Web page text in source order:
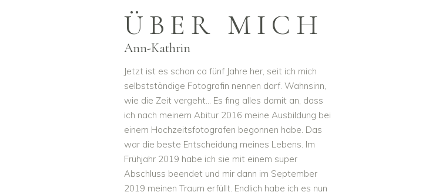
ÜBER MICH
Ann-Kathrin
Jetzt ist es schon ca fünf Jahre her, seit ich mich
selbstständige Fotografin nennen darf. Wahnsinn,
wie die Zeit vergeht… Es fing alles damit an, dass
ich nach meinem Abitur 2016 meine Ausbildung bei
einem Hochzeitsfotografen begonnen habe. Das
war die beste Entscheidung meines Lebens. Im
Frühjahr 2019 habe ich sie mit einem super
Abschluss beendet und mir dann im September
2019 meinen Traum erfüllt. Endlich habe ich es nun